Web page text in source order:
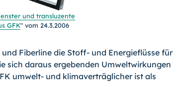
und transluzente
GFK" vom 24.3.2006
Fiberline die Stoff- und Energie­flüsse für
sich daraus ergebenden Umweltwirkungen
umwelt- und klimaverträglicher ist als